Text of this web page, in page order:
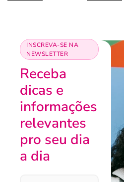
INSCREVA-SE NA
NEWSLETTER
Receba
dicas e
informações
relevantes
pro seu dia
a dia